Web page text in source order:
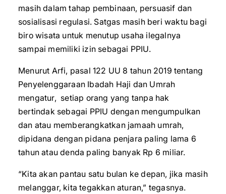
masih dalam tahap pembinaan, persuasif dan
sosialisasi regulasi. Satgas masih beri waktu bagi
biro wisata untuk menutup usaha ilegalnya
sampai memiliki izin sebagai PPIU.
Menurut Arfi, pasal 122 UU 8 tahun 2019 tentang
Penyelenggaraan Ibadah Haji dan Umrah
mengatur, setiap orang yang tanpa hak
bertindak sebagai PPIU dengan mengumpulkan
dan atau memberangkatkan jamaah umrah,
dipidana dengan pidana penjara paling lama 6
tahun atau denda paling banyak Rp 6 miliar.
“Kita akan pantau satu bulan ke depan, jika masih
melanggar, kita tegakkan aturan,” tegasnya.